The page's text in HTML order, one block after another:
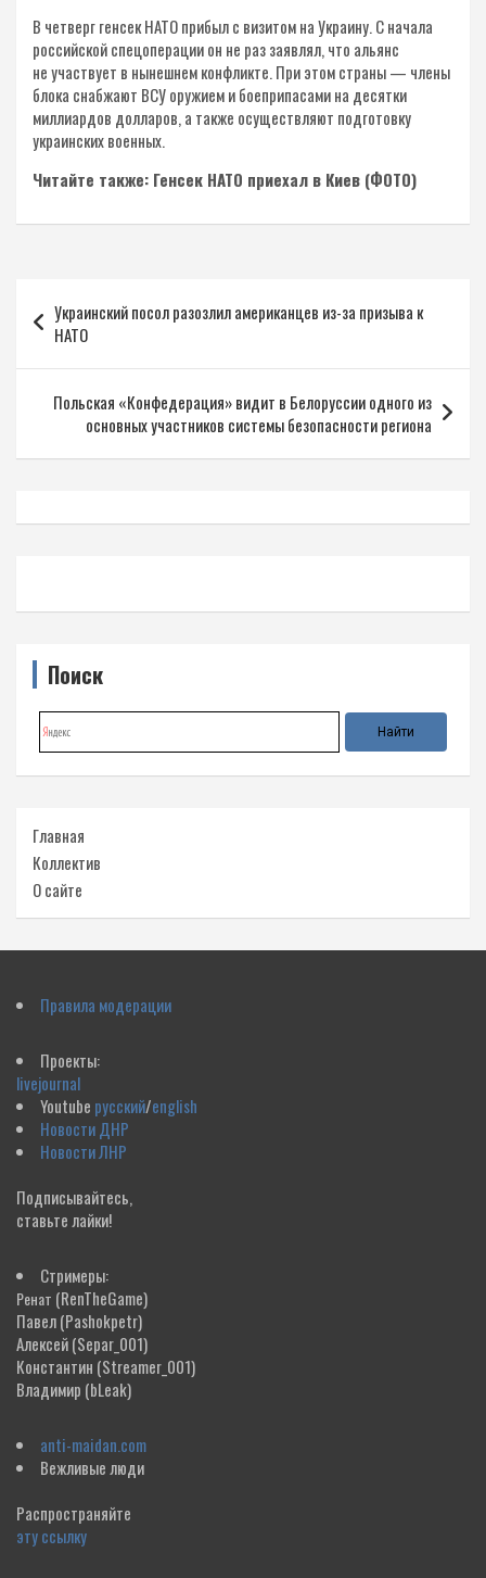
В четверг генсек НАТО прибыл с визитом на Украину. С начала
российской спецоперации он не раз заявлял, что альянс
не участвует в нынешнем конфликте. При этом страны — члены
блока снабжают ВСУ оружием и боеприпасами на десятки
миллиардов долларов, а также осуществляют подготовку
украинских военных.
Читайте также: Генсек НАТО приехал в Киев (ФОТО)
по
записям
Украинский посол разозлил американцев из-за призыва к
НАТО
Польская «Конфедерация» видит в Белоруссии одного из
основных участников системы безопасности региона
Поиск
Главная
Коллектив
О сайте
Правила модерации
Проекты:
livejournal
Youtube русский/english
Новости ДНР
Новости ЛНР
Подписывайтесь,
ставьте лайки!
Стримеры:
Ренат (RenTheGame)
Павел(Pashokpetr)
Алексей(Separ_001)
Константин (Streamer_001)
Владимир (bLeak)
anti-maidan.com
Вежливые люди
Распространяйте
эту ссылку